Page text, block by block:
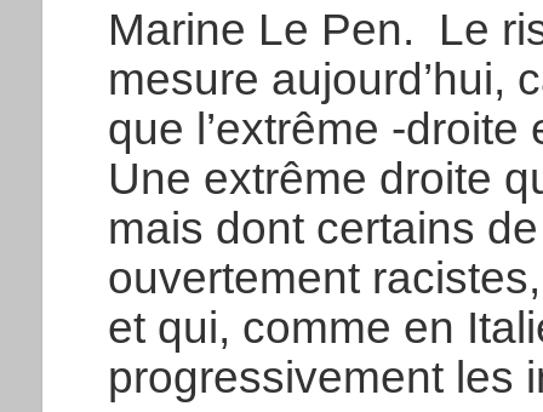
Marine Le Pen. Le
mesure aujourd’hui,
que l’extrême -
Une extrême droite
mais dont certains
ouvertement
et qui, comme en
progressivement les